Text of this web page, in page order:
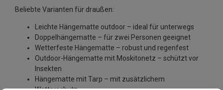
Beliebte Varianten für draußen:
Leichte Hängematte outdoor – ideal für unterwegs
Doppelhängematte – für zwei Personen geeignet
Wetterfeste Hängematte – robust und regenfest
Outdoor-Hängematte mit Moskitonetz – schützt vor
Insekten
Hängematte mit Tarp – mit zusätzlichem